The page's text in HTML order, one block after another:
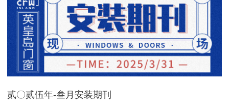
贰〇贰伍年-叁月安装期刊